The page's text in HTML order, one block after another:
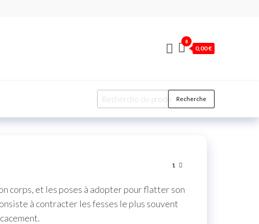
0
0,00 €
Recherche
1
corps, et les poses à adopter pour flatter son
à contracter les fesses le plus souvent